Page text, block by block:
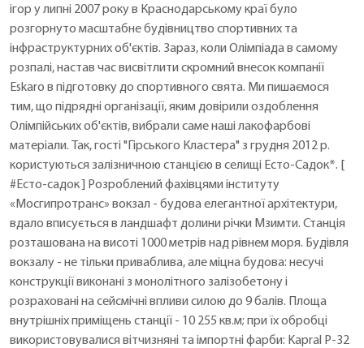
ігор у липні 2007 року в Краснодарському краї було
розгорнуто масштабне будівництво спортивних та
інфраструктурних об'єктів. Зараз, коли Олімпіада в самому
розпалі, настав час висвітлити скромний внесок компанії
Eskaro в підготовку до спортивного свята. Ми пишаємося
тим, що підрядні організації, яким довірили оздоблення
Олімпійських об'єктів, вибрали саме наші лакофарбові
матеріали. Так, гості "Гірського Кластера" з грудня 2012 р.
користуються залізничною станцією в селищі Есто-Садок*. [
#Есто-садок ] Розроблений фахівцями інституту
«Мосгипротранс» вокзал - будова елегантної архітектури,
вдало вписується в ландшафт долини річки Мзимти. Станція
розташована на висоті 1000 метрів над рівнем моря. Будівля
вокзалу - не тільки приваблива, але міцна будова: несучі
конструкції виконані з монолітного залізобетону і
розраховані на сейсмічні впливи силою до 9 балів. Площа
внутрішніх приміщень станції - 10 255 кв.м; при їх обробці
використовувалися вітчизняні та імпортні фарби: Kapral P-32